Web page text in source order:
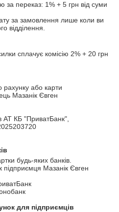
за переказ: 1% + 5 грн від суми
за замовлення лише коли ви
відділення.
сплачує комісію 2% + 20 грн
рахунку або карти
Мазанік Євген
АТ КБ "ПриватБанк",
будь-яких банків.
Мазанік Євген
для підприємців